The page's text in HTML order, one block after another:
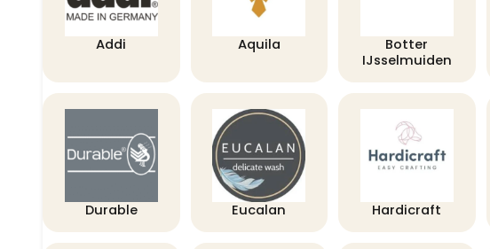
Addi Aquila
Botter
IJsselmuiden
Durable Eucalan Hardicraft